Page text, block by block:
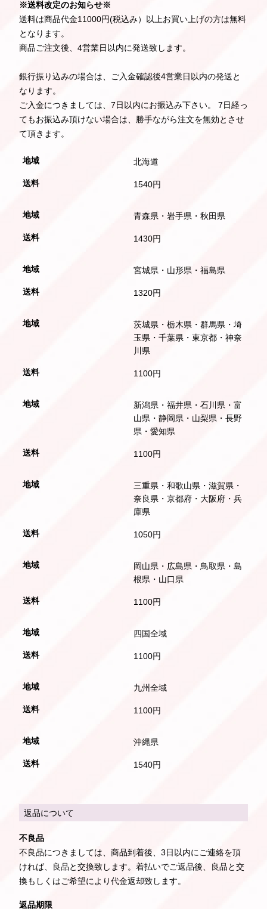
※送料改定のお知らせ※
送料は商品代金11000円(税込み）以上お買い上げの方は無料
となります。
商品ご注文後、4営業日以内に発送致します。
銀行振り込みの場合は、ご入金確認後4営業日以内の発送と
なります。
ご入金につきましては、7日以内にお振込み下さい。 7日経っ
てもお振込み頂けない場合は、勝手ながら注文を無効とさせ
て頂きます。
北海道
1540円
青森県・岩手県・秋田県
1430円
宮城県・山形県・福島県
1320円
茨城県・栃木県・群馬県・埼
玉県・千葉県・東京都・神奈
川県
1100円
新潟県・福井県・石川県・富
山県・静岡県・山梨県・長野
県・愛知県
1100円
三重県・和歌山県・滋賀県・
奈良県・京都府・大阪府・兵
庫県
1050円
岡山県・広島県・鳥取県・島
根県・山口県
1100円
四国全域
1100円
九州全域
1100円
沖縄県
1540円
返品について
不良品
不良品につきましては、商品到着後、3日以内にご連絡を頂
ければ、良品と交換致します。着払いでご返品後、良品と交
換もしくはご希望により代金返却致します。
返品期限